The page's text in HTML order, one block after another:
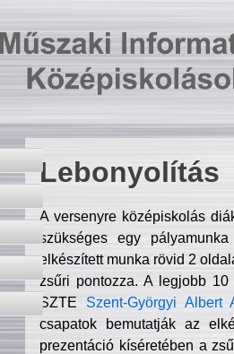
Lebonyolítás
A versenyre középiskolás
szükséges egy
elkészített munka rövid 2
zsűri pontozza. A legjobb
SZTE Szent-Györgyi Albert
csapatok bemutatják az
prezentáció kíséretében a